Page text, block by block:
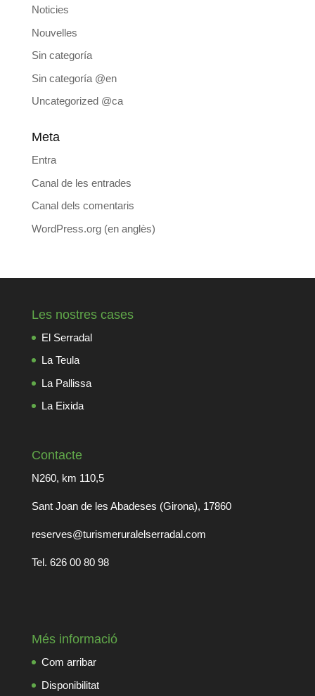
Noticies
Nouvelles
Sin categoría
Sin categoría @en
Uncategorized @ca
Meta
Entra
Canal de les entrades
Canal dels comentaris
WordPress.org (en anglès)
Les nostres cases
El Serradal
La Teula
La Pallissa
La Eixida
Contacte
N260, km 110,5
Sant Joan de les Abadeses (Girona), 17860
reserves@turismeruralelserradal.com
Tel. 626 00 80 98
Més informació
Com arribar
Disponibilitat